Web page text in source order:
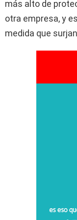
más alto de
otra empresa, y
medida que